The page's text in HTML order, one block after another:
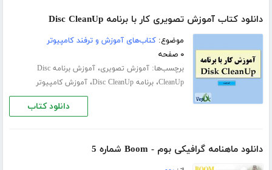
دانلود کتاب آموزش تصویری کار با برنامه Disc CleanUp
موضوع:کتاب‌های آموزش و ترفند کامپیوتر
۰ صفحه
برچسب‌ها:آموزش تصویری،
آموزش برنامه Disc
CleanUp،برنامه Disc CleanUp ،آموزش کامپیوتر
دانلود کتاب
دانلود ماهنامه گرافیکی بوم - Boom شماره 5